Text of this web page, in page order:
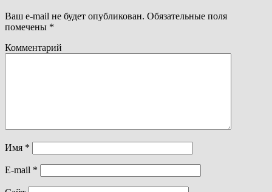
Ваш e-mail не будет опубликован. Обязательные поля
помечены *
Комментарий
Имя *
E-mail *